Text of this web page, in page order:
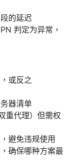
的延迟
判定为异常，
或反之
器清单
重代理）但需权
避免违规使用
确保哪种方案最